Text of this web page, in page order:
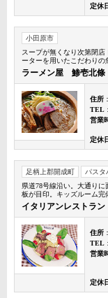
定休
小田原市
スープが無くなり次第閉
ーターを用いたこだわりの
ラーメン屋 鯵壱北條
住所
TEL
営業
定休
足柄上郡開成町
パスタ
県道78号線沿い。大通り
板が目印。キッズルーム完
イタリアンレストラ
住所
TEL
営業
定休